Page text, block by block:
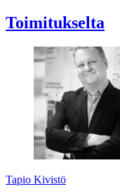
Toimitukselta
Tapio Kivistö